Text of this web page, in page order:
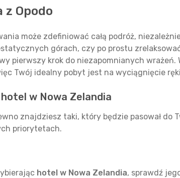
Opodo
może zdefiniować całą podróż,
górach, czy po prostu
pierwszy krok do niezapomnianych wrażeń.
Twój idealny pobyt jest na wyciągnięcie
w Nowa Zelandia
znajdziesz taki, który będzie pasował do
priorytetach.
hotel w Nowa Zelandia, sprawdź